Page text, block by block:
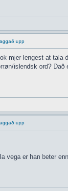
upp
mjer lengest at
islendsk ord?
upp
vega er han beter